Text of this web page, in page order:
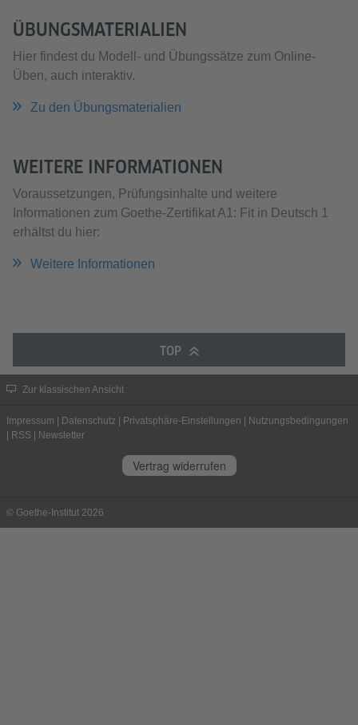
ÜBUNGSMATERIALIEN
Hier findest du Modell- und Übungssätze zum Online-
Üben, auch interaktiv.
Zu den Übungsmaterialien
WEITERE INFORMATIONEN
Voraussetzungen, Prüfungsinhalte und weitere
Informationen zum Goethe-Zertifikat A1: Fit in Deutsch 1
erhältst du hier:
Weitere Informationen
TOP
Zur klassischen Ansicht
Impressum Datenschutz Privatsphäre-Einstellungen
Nutzungsbedingungen
RSS Newsletter
Vertrag widerrufen
© Goethe-Institut 2026